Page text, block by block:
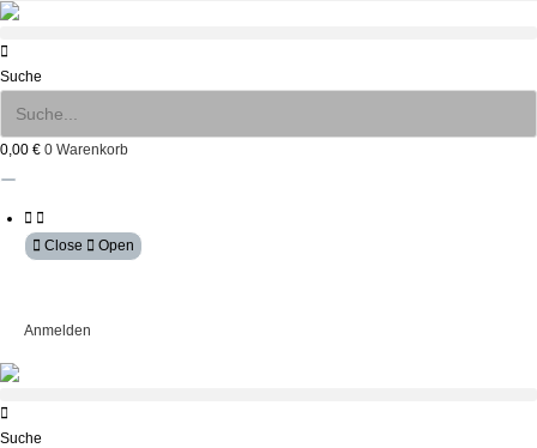
Zum
Inhalt
springen
Suche
0,00 € 0 Warenkorb
Close Open
Anmelden
Suche